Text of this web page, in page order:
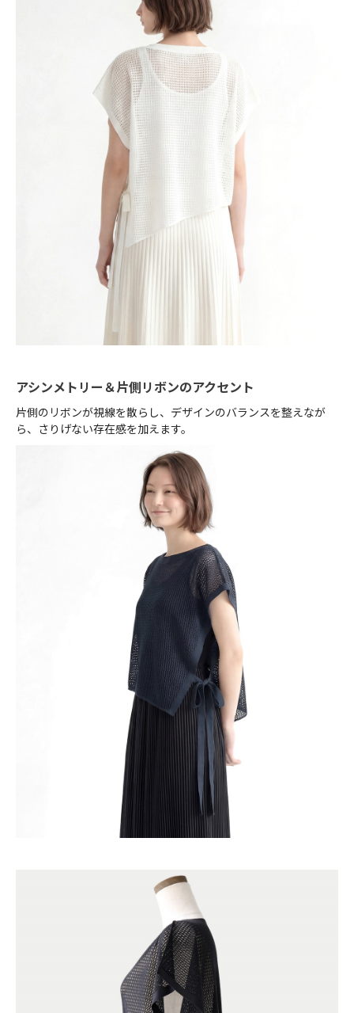
アシンメトリー＆片側リボンのアクセント
片側のリボンが視線を散らし、デザインのバランスを整えなが
ら、さりげない存在感を加えます。